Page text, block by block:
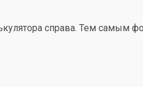
справа. Тем самым